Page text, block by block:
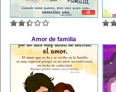
Amor de familia